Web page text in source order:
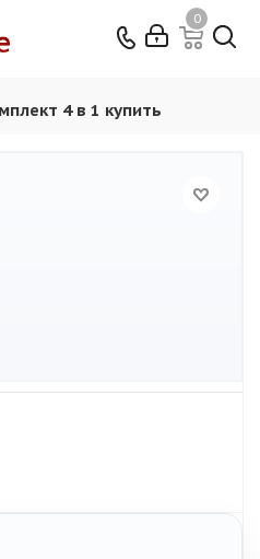
0
4 в 1 купить